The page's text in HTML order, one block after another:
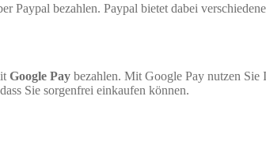
Paypal bezahlen. Paypal bietet dabei
Google Pay bezahlen. Mit Google Pay nutzen
Sie sorgenfrei einkaufen können.